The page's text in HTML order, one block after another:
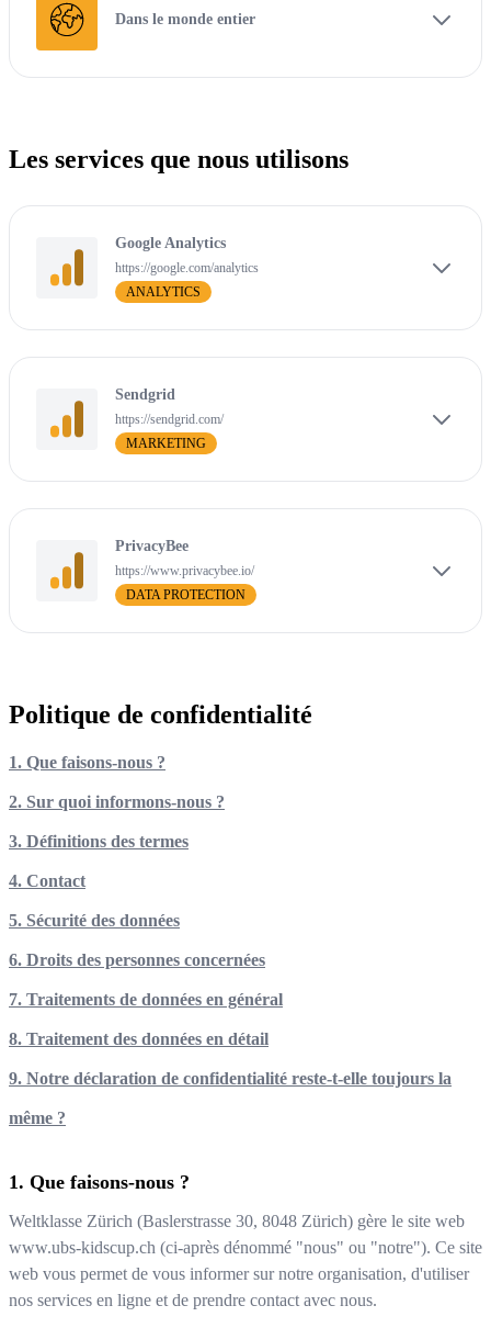
Dans le monde entier
Les services que nous utilisons
Google Analytics
https://google.com/analytics
ANALYTICS
Sendgrid
https://sendgrid.com/
MARKETING
PrivacyBee
https://www.privacybee.io/
DATA PROTECTION
Politique de confidentialité
1. Que faisons-nous ?
2. Sur quoi informons-nous ?
3. Définitions des termes
4. Contact
5. Sécurité des données
6. Droits des personnes concernées
7. Traitements de données en général
8. Traitement des données en détail
9. Notre déclaration de confidentialité reste-t-elle toujours la
même ?
Que faisons-nous ?
Weltklasse Zürich (Baslerstrasse 30, 8048 Zürich) gère le site web
www.ubs-kidscup.ch (ci-après dénommé "nous" ou "notre"). Ce site
web vous permet de vous informer sur notre organisation, d'utiliser
nos services en ligne et de prendre contact avec nous.